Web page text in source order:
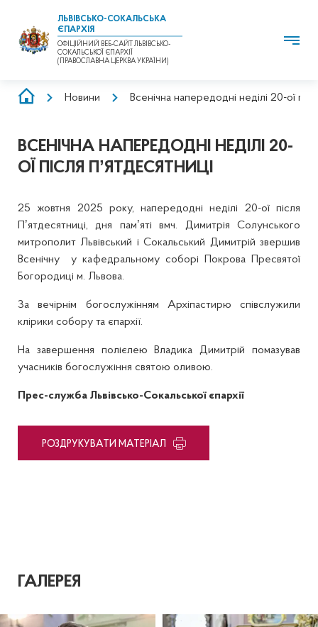
ЛЬВІВСЬКО-СОКАЛЬСЬКА
ЄПАРХІЯ
ОФІЦІЙНИЙ ВЕБ-САЙТ ЛЬВІВСЬКО-
СОКАЛЬСЬКОЇ ЄПАРХІЇ
(ПРАВОСЛАВНА ЦЕРКВА УКРАЇНИ)
РЯДОК
Новини Всенічна напередодні неділі 20-ої
ВСЕНІЧНА НАПЕРЕДОДНІ НЕДІЛІ 20-
ОЇ ПІСЛЯ ПʼЯТДЕСЯТНИЦІ
25 жовтня 2025 року, напередодні неділі 20-ої після
Пʼятдесятниці, дня памʼяті вмч. Димитрія Солунського
митрополит Львівський і Сокальський Димитрій звершив
Всенічну у кафедральному соборі Покрова Пресвятої
Богородиці м. Львова.
За вечірнім богослужінням Архіпастирю співслужили
клірики собору та єпархії.
На завершення полієлею Владика Димитрій помазував
учасників богослужіння святою оливою.
Прес-служба Львівсько-Сокальської єпархії
PОЗДРУКУВАТИ МАТЕРІАЛ
ГАЛЕРЕЯ